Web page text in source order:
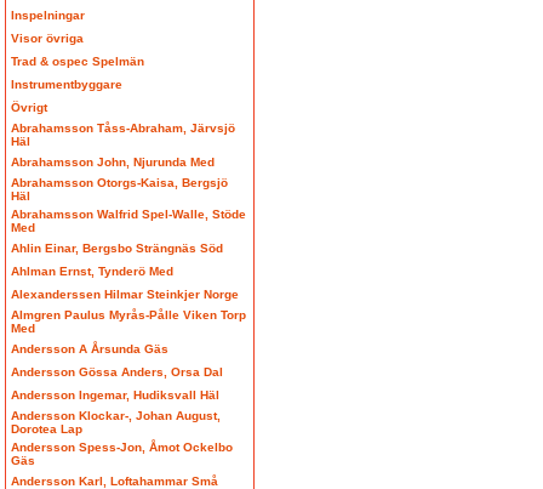
Inspelningar
Visor övriga
Trad & ospec Spelmän
Instrumentbyggare
Övrigt
Abrahamsson Tåss-Abraham, Järvsjö
Häl
Abrahamsson John, Njurunda Med
Abrahamsson Otorgs-Kaisa, Bergsjö
Häl
Abrahamsson Walfrid Spel-Walle, Stöde
Med
Ahlin Einar, Bergsbo Strängnäs Söd
Ahlman Ernst, Tynderö Med
Alexanderssen Hilmar Steinkjer Norge
Almgren Paulus Myrås-Pålle Viken Torp
Med
Andersson A Årsunda Gäs
Andersson Gössa Anders, Orsa Dal
Andersson Ingemar, Hudiksvall Häl
Andersson Klockar-, Johan August,
Dorotea Lap
Andersson Spess-Jon, Åmot Ockelbo
Gäs
Andersson Karl, Loftahammar Små